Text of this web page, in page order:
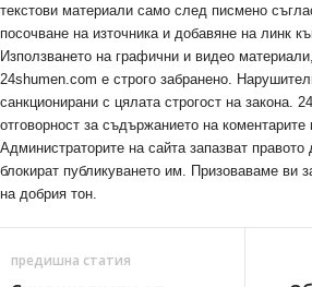
текстови материали само след писмено
посочване на източника и добавяне на линк
Използването на графични и видео
24shumen.com е строго забранено.
санкционирани с цялата строгост на закона.
отговорност за съдържанието на коментарите
Администраторите на сайта запазват правото
блокират публикуването им. Призоваваме ви
на добрия тон.
предишна статия